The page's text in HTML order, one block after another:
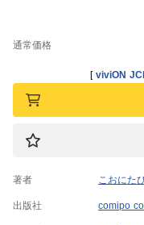
通常価格
[ viviON
著者 こおにた
出版社 comipo